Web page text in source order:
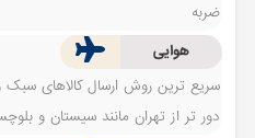
ضربه
هوایی
سریع ترین روش ارسال کالاهای
دور تر از تهران مانند سیستان و